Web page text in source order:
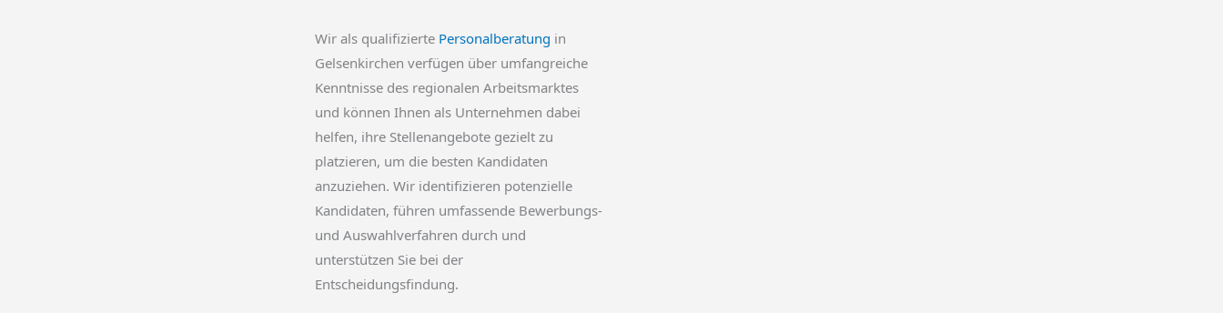
Wir als qualifizierte Personalberatung in
Gelsenkirchen verfügen über umfangreiche
Kenntnisse des regionalen Arbeitsmarktes
und können Ihnen als Unternehmen dabei
helfen, ihre Stellenangebote gezielt zu
platzieren, um die besten Kandidaten
anzuziehen. Wir identifizieren potenzielle
Kandidaten, führen umfassende Bewerbungs-
und Auswahlverfahren durch und
unterstützen Sie bei der
Entscheidungsfindung.